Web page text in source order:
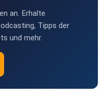
an. Erhalte
Tipps der
und mehr.